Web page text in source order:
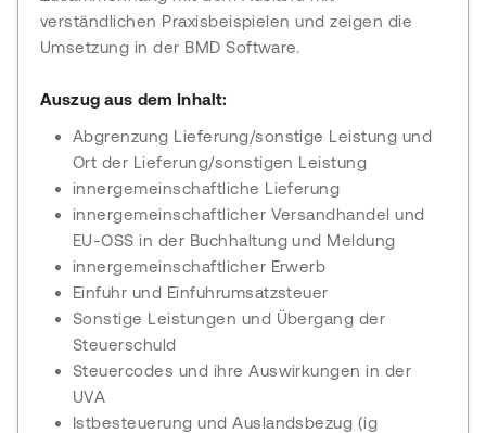
verständlichen Praxisbeispielen und zeigen die
Umsetzung in der BMD Software.
Auszug aus dem Inhalt:
Abgrenzung Lieferung/sonstige Leistung und
Ort der Lieferung/sonstigen Leistung
innergemeinschaftliche Lieferung
innergemeinschaftlicher Versandhandel und
EU-OSS in der Buchhaltung und Meldung
innergemeinschaftlicher Erwerb
Einfuhr und Einfuhrumsatzsteuer
Sonstige Leistungen und Übergang der
Steuerschuld
Steuercodes und ihre Auswirkungen in der
UVA
Istbesteuerung und Auslandsbezug (ig